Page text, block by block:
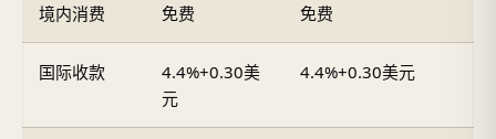
境内消费 免费 免费
国际收款
4.4%+0.30美
元
4.4%+0.30美元